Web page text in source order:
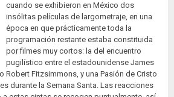
cuando se exhibieron en México dos
insólitas películas de largometraje, en una
época en que prácticamente toda la
programación restante estaba constituida
por filmes muy cortos: la del encuentro
pugilístico entre el estadounidense James
Robert Fitzsimmons, y una Pasión de Cristo
durante la Semana Santa. Las reacciones